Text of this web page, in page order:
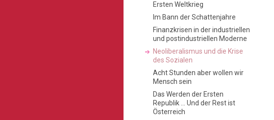
Ersten Weltkrieg
Im Bann der Schattenjahre
Finanzkrisen in der industriellen
und postindustriellen Moderne
Neoliberalismus und die Krise
des Sozialen
Acht Stunden aber wollen wir
Mensch sein
Das Werden der Ersten
Republik ... Und der Rest ist
Österreich